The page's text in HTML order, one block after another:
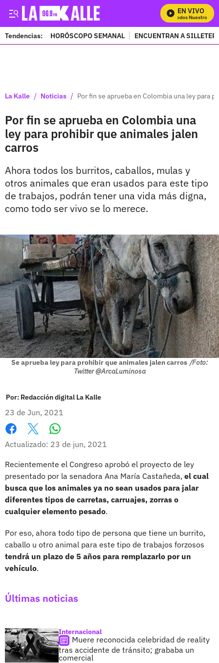
EN VIVO
Mira Todos Nuestros
Tendencias: HORÓSCOPO SEMANAL ENCUENTRAN A
La Kalle / Noticias / Por fin se aprueba en Colombia una ley para
Por fin se aprueba en Colombia una
ley para prohibir que animales jalen
carros
Ahora todos los burritos, caballos, mulas y
otros animales que eran usados para este tipo
de trabajos, podrán tener una vida más digna,
como todo ser vivo se lo merece.
Se aprueba ley para prohibir que animales jalen carros /Foto:
Twitter @ArcaLuminosa
Por: Redacción digital La Kalle
23 de Jun, 2021
Facebook
X
Actualizado: 23 de jun, 2021
Recientemente el Congreso aprobó el proyecto de ley
presentado por la senadora Ana María Castañeda, el cual
busca que los animales ya no sean usados para jalar
diferentes tipos de carretas, carruajes, zorras o
cualquier elemento pesado.
Por eso, ahora todo tipo de persona que tiene un burrito,
caballo u otro animal para este tipo de trabajos forzosos
tendrá un plazo de 5 años para remplazarlo por un
vehículo.
Últimas noticias
Internacional
Muere reconocida celebridad de reality
tras accidente de tránsito; grababa un
comercial